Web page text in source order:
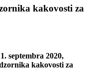
kakovosti za
septembra 2020,
kakovosti za